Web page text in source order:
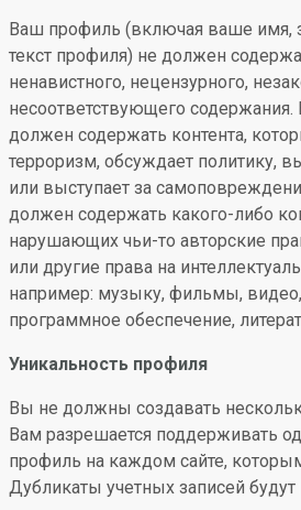
Ваш профиль (включая ваше имя,
текст профиля) не должен
ненавистного, нецензурного,
несоответствующего
должен содержать контента,
терроризм, обсуждает политику,
или выступает за
должен содержать какого-либо
нарушающих чьи-то авторские
или другие права на
например: музыку, фильмы,
программное обеспечение,
Уникальность профиля
Вы не должны создавать
Вам разрешается поддерживать
профиль на каждом сайте,
Дубликаты учетных записей